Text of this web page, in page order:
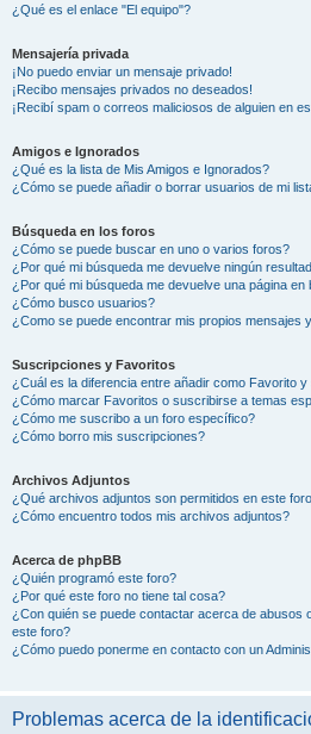
¿Qué es el enlace "El equipo"?
Mensajería privada
¡No puedo enviar un mensaje privado!
¡Recibo mensajes privados no deseados!
¡Recibí spam o correos maliciosos de alguien en
Amigos e Ignorados
¿Qué es la lista de Mis Amigos e Ignorados?
¿Cómo se puede añadir o borrar usuarios de mi
Búsqueda en los foros
¿Cómo se puede buscar en uno o varios foros?
¿Por qué mi búsqueda me devuelve ningún
¿Por qué mi búsqueda me devuelve una página en
¿Cómo busco usuarios?
¿Como se puede encontrar mis propios mensajes
Suscripciones y Favoritos
¿Cuál es la diferencia entre añadir como Favorito
¿Cómo marcar Favoritos o suscribirse a temas
¿Cómo me suscribo a un foro específico?
¿Cómo borro mis suscripciones?
Archivos Adjuntos
¿Qué archivos adjuntos son permitidos en este
¿Cómo encuentro todos mis archivos adjuntos?
Acerca de phpBB
¿Quién programó este foro?
¿Por qué este foro no tiene tal cosa?
¿Con quién se puede contactar acerca de abusos
este foro?
¿Cómo puedo ponerme en contacto con un
Problemas acerca de la